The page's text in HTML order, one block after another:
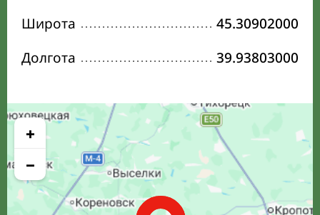
Широта
45.30902000
Долгота
39.93803000
+
−